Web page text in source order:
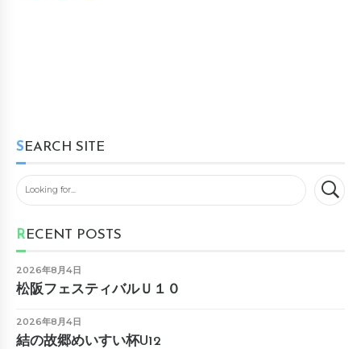
SEARCH SITE
RECENT POSTS
2026年8月4日
松阪フェスティバルＵ１０
2026年8月4日
結の故郷めいすい杯U12